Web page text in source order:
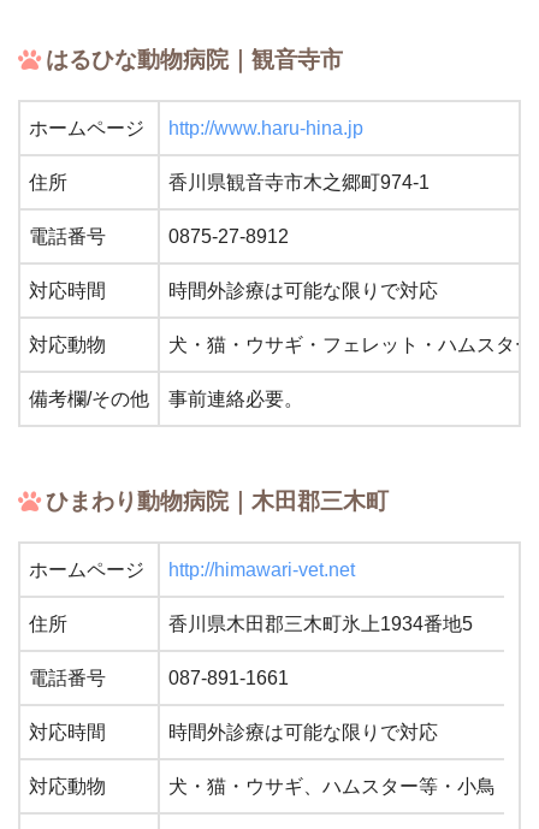
はるひな動物病院｜観音寺市
ホームページ http://www.haru-hina.jp
住所 香川県観音寺市木之郷町974-1
電話番号 0875-27-8912
対応時間 時間外診療は可能な限りで対応
対応動物 犬・猫・ウサギ・フェレット・ハムスタ
備考欄/その他 事前連絡必要。
ひまわり動物病院｜木田郡三木町
ホームページ http://himawari-vet.net
住所 香川県木田郡三木町氷上1934番地5
電話番号 087-891-1661
対応時間 時間外診療は可能な限りで対応
対応動物 犬・猫・ウサギ、ハムスター等・小鳥